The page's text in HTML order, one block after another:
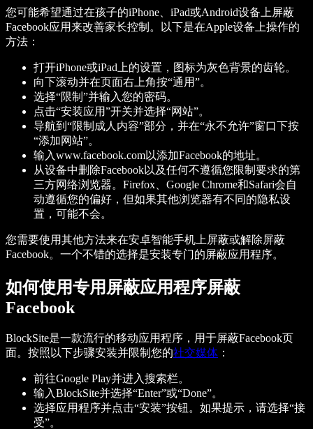
您可能希望通过在孩子的iPhone、iPad或Android设备上屏蔽
Facebook应用来改善家长控制。以下是在Apple设备上操作的
方法：
打开iPhone或iPad上的设置，图标为灰色背景的齿轮。
向下滚动并在页面右上角按“通用”。
选择“限制”并输入您的密码。
点击“安装应用”开关并选择“网站”。
导航到“限制成人内容”部分，并在“永不允许”窗口下按
“添加网站”。
输入www.facebook.com以添加Facebook的地址。
从设备中删除Facebook以及任何不遵循您限制要求的第
三方网络浏览器。Firefox、Google Chrome和Safari会自
动遵循您的偏好，但如果其他浏览器有不同的隐私设
置，可能不会。
您需要使用其他方法来在安卓智能手机上屏蔽或解除屏蔽
Facebook。一个不错的选择是安装专门的屏蔽应用程序。
如何使用专用屏蔽应用程序屏蔽
Facebook
BlockSite是一款流行的移动应用程序，用于屏蔽Facebook页
面。按照以下步骤安装并限制您的社交媒体 ：
前往Google Play并进入搜索栏。
输入BlockSite并选择“Enter”或“Done”。
选择应用程序并点击“安装”按钮。如果提示，请选择“接
受”。